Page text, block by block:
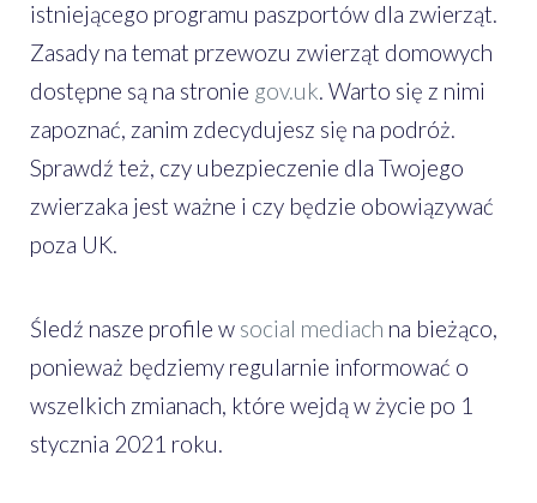
istniejącego programu paszportów dla zwierząt.
Zasady na temat przewozu zwierząt domowych
dostępne są na stronie gov.uk . Warto się z nimi
zapoznać, zanim zdecydujesz się na podróż.
Sprawdź też, czy ubezpieczenie dla Twojego
zwierzaka jest ważne i czy będzie obowiązywać
poza UK.
Śledź nasze profile w social mediach na bieżąco,
ponieważ będziemy regularnie informować o
wszelkich zmianach, które wejdą w życie po 1
stycznia 2021 roku.